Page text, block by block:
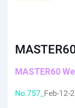
MASTER60
No.757_ Feb-12-